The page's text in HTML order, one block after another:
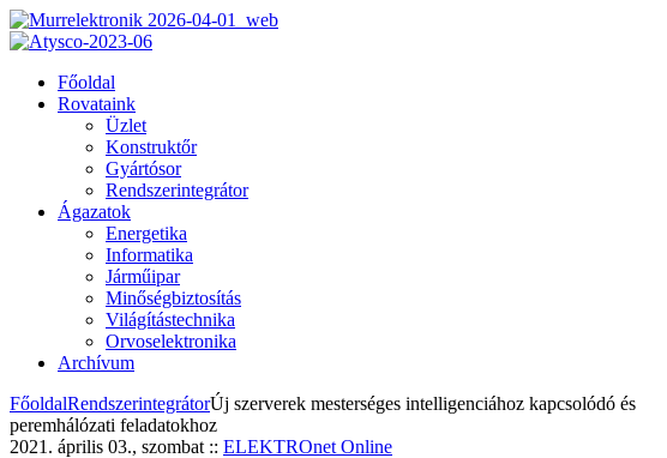
Főoldal
Rovataink
Üzlet
Konstruktőr
Gyártósor
Rendszerintegrátor
Ágazatok
Energetika
Informatika
Járműipar
Minőségbiztosítás
Világítástechnika
Orvoselektronika
Archívum
FőoldalRendszerintegrátorÚj szerverek mesterséges intelligenciához kapcsolódó és
peremhálózati feladatokhoz
2021. április 03., szombat :: ELEKTROnet Online